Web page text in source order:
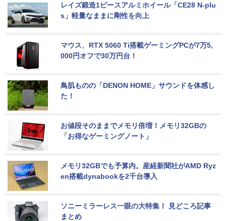
レイズ鍛造1ピースアルミホイール「CE28 N-plu
s」軽量なままに剛性を向上
マウス、RTX 5060 Ti搭載ゲーミングPCが7万5,
000円オフで30万円台！
鳥肌ものの「DENON HOME」サウンドを体感し
た！
お値段そのままでメモリ倍増！メモリ32GBの
「お得なゲーミングノート」
メモリ32GBでも予算内。産経新聞社がAMD Ryz
en搭載dynabookを2千台導入
ソニーミラーレス一眼の大特集！ 見どころ記事
まとめ